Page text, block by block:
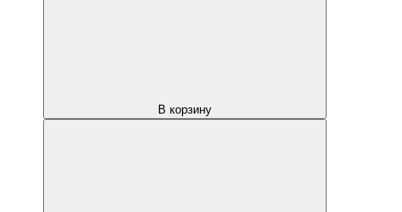
В корзину